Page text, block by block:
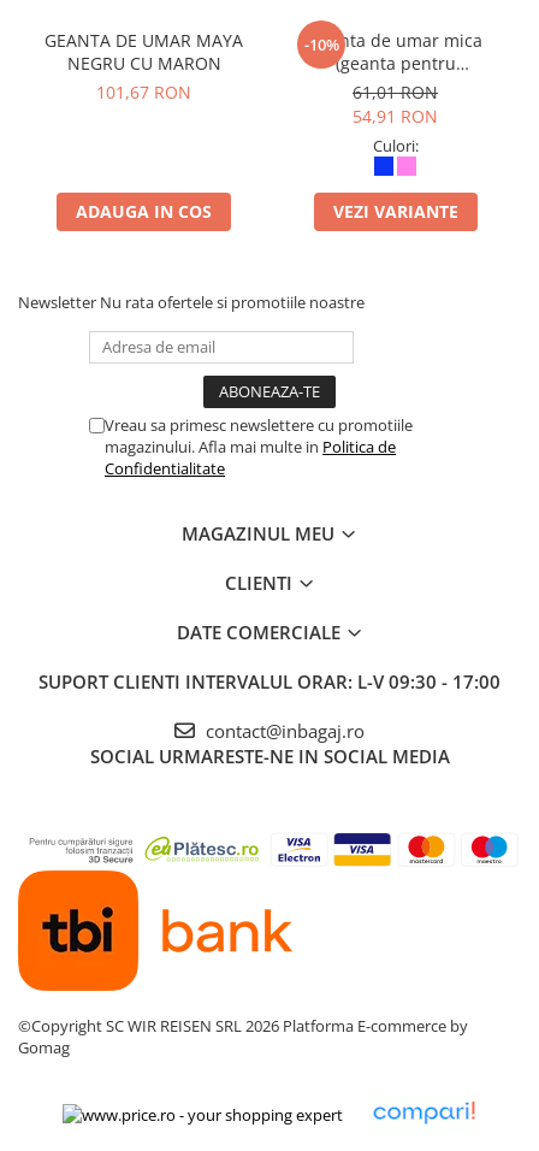
GEANTA DE UMAR MAYA
NEGRU CU MARON
101,67 RON
ADAUGA IN COS
-10%
Geanta de umar mica
(geanta pentru
gustare)Travelite– Eroii
Orasului
61,01 RON
54,91 RON
Culori:
VEZI VARIANTE
Newsletter Nu rata ofertele si promotiile noastre
Vreau sa primesc newslettere cu promotiile
magazinului. Afla mai multe in Politica de
Confidentialitate
MAGAZINUL MEU
CLIENTI
DATE COMERCIALE
SUPORT CLIENTI INTERVALUL ORAR: L-V 09:30 - 17:00
contact@inbagaj.ro
SOCIAL URMARESTE-NE IN SOCIAL MEDIA
©Copyright SC WIR REISEN SRL 2026 Platforma E-commerce by
Gomag